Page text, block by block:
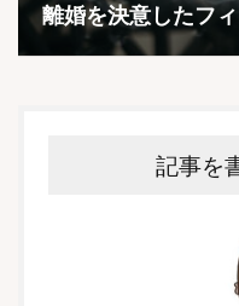
離婚を決意したフ
記事を